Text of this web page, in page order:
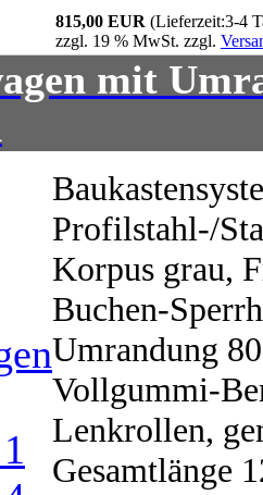
815,00 EUR (Lieferzeit:3-4
zzgl. 19 % MwSt. zzgl.
mit
Profilstahl-/
Korpus grau,
Buchen-
Umrandung
Vollgummi-
Lenkrollen,
Gesamtlänge